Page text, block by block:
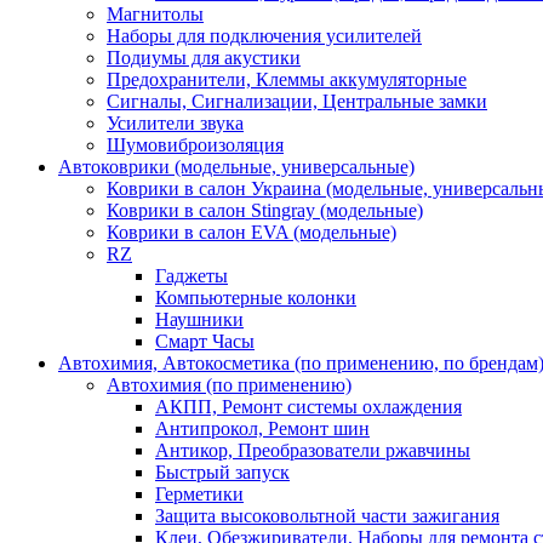
Магнитолы
Наборы для подключения усилителей
Подиумы для акустики
Предохранители, Клеммы аккумуляторные
Сигналы, Сигнализации, Центральные замки
Усилители звука
Шумовиброизоляция
Автоковрики (модельные, универсальные)
Коврики в салон Украина (модельные,
Коврики в салон Stingray (модельные)
Коврики в салон EVA (модельные)
RZ
Гаджеты
Компьютерные колонки
Наушники
Смарт Часы
Автохимия, Автокосметика (по применению, по брендам)
Автохимия (по применению)
АКПП, Ремонт системы охлаждения
Антипрокол, Ремонт шин
Антикор, Преобразователи ржавчины
Быстрый запуск
Герметики
Защита высоковольтной части зажигания
Клеи, Обезжириватели, Наборы для ремонта